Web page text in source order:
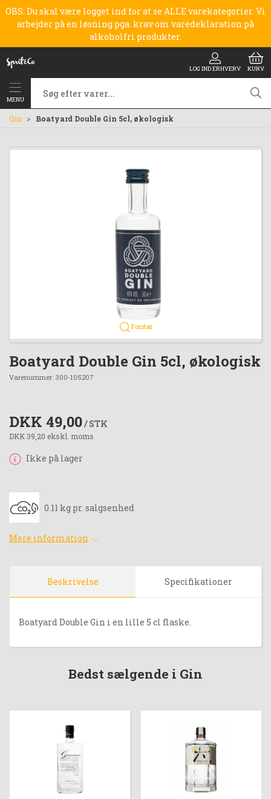
OBS: Du skal være logget ind for at se ALLE varekategorier. Vi
arbejder på en løsning pga. krav om varedeklaration på
alkoholfri produkter.
LOG IND ERHVERV KURV
MENU
Gin Boatyard Double Gin 5cl, økologisk
Forstør
Boatyard Double Gin 5cl, økologisk
Varenummer: 300-105207
DKK 49,00/ STK
DKK 39,20 ekskl. moms
Ikke på lager
0.11 kg pr. salgsenhed
Mere information
Beskrivelse Specifikationer
Boatyard Double Gin i en lille 5 cl flaske.
Bedst sælgende i Gin